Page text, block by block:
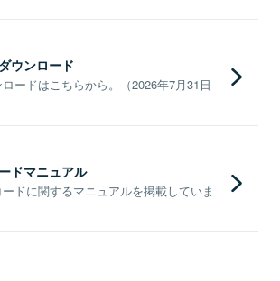
ウンロード
ードはこちらから。（2026年7月31日
ドマニュアル
ドに関するマニュアルを掲載していま